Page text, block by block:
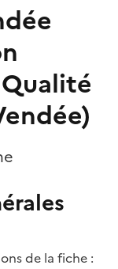
de la fiche :